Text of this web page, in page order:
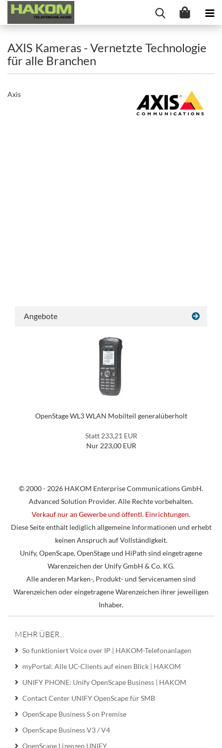
AXIS Kameras - Vernetzte Technologie
für alle Branchen
Axis
Angebote
OpenStage WL3 WLAN Mobilteil generalüberholt
Statt 233,21 EUR
Nur 223,00 EUR
© 2000 - 2026 HAKOM Enterprise Communications GmbH.
Advanced Solution Provider. Alle Rechte vorbehalten.
Verkauf nur an Gewerbe und öffentl. Einrichtungen.
Diese Seite enthält lediglich allgemeine Informationen und erhebt
keinen Anspruch auf Vollständigkeit.
Unify, OpenScape, OpenStage und HiPath sind eingetragene
Warenzeichen der Unify GmbH & Co. KG.
Alle anderen Marken-, Produkt- und Servicenamen sind
Warenzeichen oder eingetragene Warenzeichen ihrer jeweiligen
Inhaber.
MEHR ÜBER...
So funktioniert Voice over IP | HAKOM-Telefonanlagen
myPortal: Alle UC-Clients auf einen Blick | HAKOM
UNIFY PHONE: Unify OpenScape Business | HAKOM
Contact Center UNIFY OpenScape für SMB
OpenScape Business S on Premise
OpenScape Business V3 / V4
OpenScape Lizenzen UNIFY